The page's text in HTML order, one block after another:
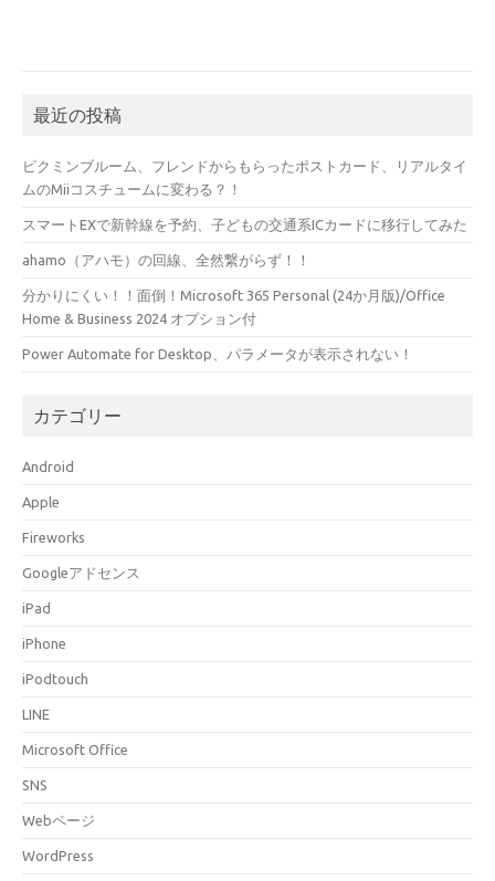
最近の投稿
ピクミンブルーム、フレンドからもらったポストカード、リアルタイ
ムのMiiコスチュームに変わる？！
スマートEXで新幹線を予約、子どもの交通系ICカードに移行してみた
ahamo（アハモ）の回線、全然繋がらず！！
分かりにくい！！面倒！Microsoft 365 Personal (24か月版)/Office
Home & Business 2024 オプション付
Power Automate for Desktop、パラメータが表示されない！
カテゴリー
Android
Apple
Fireworks
Googleアドセンス
iPad
iPhone
iPodtouch
LINE
Microsoft Office
SNS
Webページ
WordPress